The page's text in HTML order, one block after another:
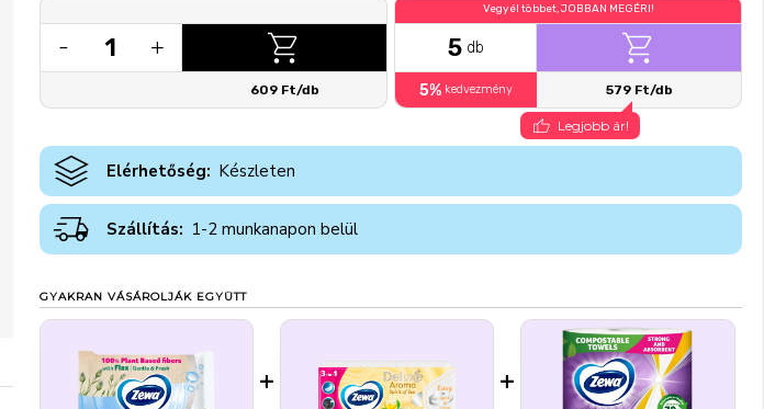
- 1 +
609 Ft/db
Vegyél többet, JOBBAN MEGÉRI!
5db
5% kedvezmény 579 Ft/db
Legjobb ár!
Elérhetőség: Készleten
Szállítás: 1-2 munkanapon belül
GYAKRAN VÁSÁROLJÁK EGYÜTT
+ +